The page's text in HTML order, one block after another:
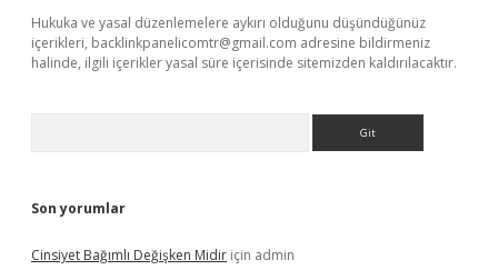
Hukuka ve yasal düzenlemelere aykırı olduğunu düşündüğünüz
içerikleri, backlinkpanelicomtr@gmail.com adresine bildirmeniz
halinde, ilgili içerikler yasal süre içerisinde sitemizden kaldırılacaktır.
Son yorumlar
Cinsiyet Bağımlı Değişken Midir için admin